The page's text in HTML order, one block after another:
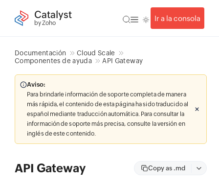
Catalyst
by Zoho
Ir a la consola
Documentación
Cloud Scale
Componentes de ayuda
API Gateway
Aviso:
Para brindarle información de soporte completa de manera
más rápida, el contenido de esta página ha sido traducido al
español mediante traducción automática. Para consultar la
información de soporte más precisa, consulte la versión en
inglés de este contenido.
API Gateway Copy as .md